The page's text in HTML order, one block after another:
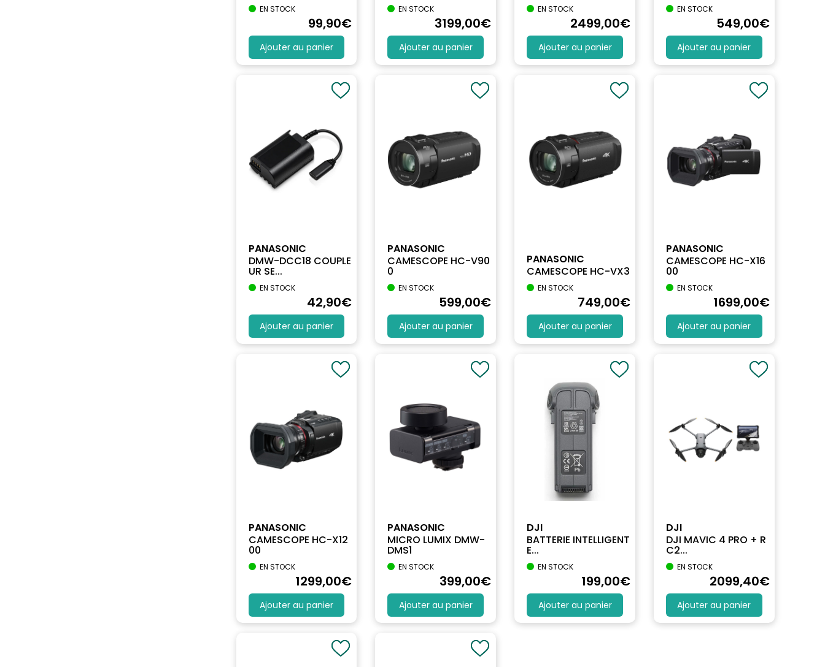
EN STOCK
99,90€
Ajouter au panier
EN STOCK
3199,00€
Ajouter au panier
EN STOCK
2499,00€
Ajouter au panier
EN STOCK
549,00€
Ajouter au panier
PANASONIC
DMW-DCC18 COUPLE
UR SE...
EN STOCK
42,90€
Ajouter au panier
PANASONIC
CAMESCOPE HC-V90
0
EN STOCK
599,00€
Ajouter au panier
PANASONIC
CAMESCOPE HC-VX3
EN STOCK
749,00€
Ajouter au panier
PANASONIC
CAMESCOPE HC-X16
00
EN STOCK
1699,00€
Ajouter au panier
PANASONIC
CAMESCOPE HC-X12
00
EN STOCK
1299,00€
Ajouter au panier
PANASONIC
MICRO LUMIX DMW-
DMS1
EN STOCK
399,00€
Ajouter au panier
DJI
BATTERIE INTELLIGENT
E...
EN STOCK
199,00€
Ajouter au panier
DJI
DJI MAVIC 4 PRO + R
C2...
EN STOCK
2099,40€
Ajouter au panier